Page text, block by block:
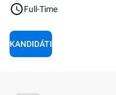
Full-Time
KANDIDÁTI